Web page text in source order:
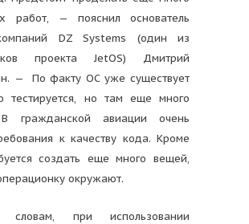
работ, — пояснил основатель
DZ Systems (один из
проекта JetOS) Дмитрий
— По факту ОС уже существует
тестируется, но там еще много
гражданской авиации очень
к качеству кода. Кроме
создать еще много вещей,
окружают.
при использовании